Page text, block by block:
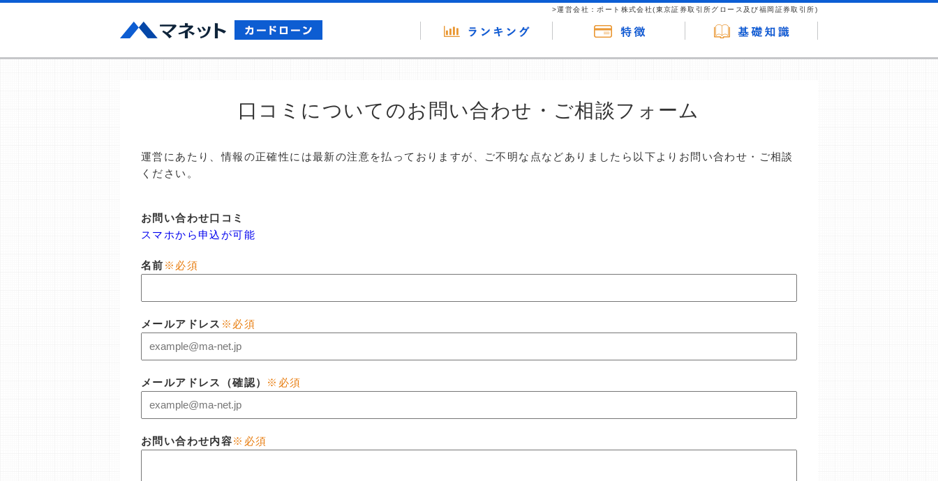
>運営会社：ポート株式会社(東京証券取引所グロース及び福岡証券取引所)
口コミについてのお問い合わせ・ご相談フォーム
運営にあたり、情報の正確性には最新の注意を払っておりますが、ご不明な点などありましたら以下よりお問い合わせ・ご相談
ください。
お問い合わせ口コミ
スマホから申込が可能
名前 ※必須
メールアドレス ※必須
メールアドレス（確認） ※必須
お問い合わせ内容※必須